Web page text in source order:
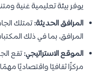
يوفر بيئة تعليمية غنية
المرافق الحديثة:تمتلك
المرافق، بما في ذلك
الموقع الاستراتيجي:تقع
مركزًا ثقافيًا واقتصاديًا